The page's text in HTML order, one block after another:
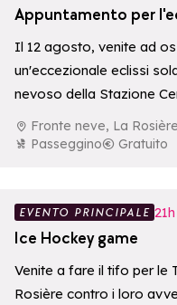
Appuntamento per
Il 12 agosto, venite ad
un'eccezionale eclissi
nevoso della Stazione
protettivi disponibili sul
Fronte neve, La
Passeggino
Gratuito
EVENTO PRINCIPALE 21h
Ice Hockey game
Venite a fare il tifo per le
Rosière contro i loro